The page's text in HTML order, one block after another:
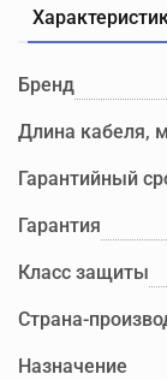
Бренд
Длина кабеля, м
Гарантийный
Гарантия
Класс защиты
Страна-
Назначение